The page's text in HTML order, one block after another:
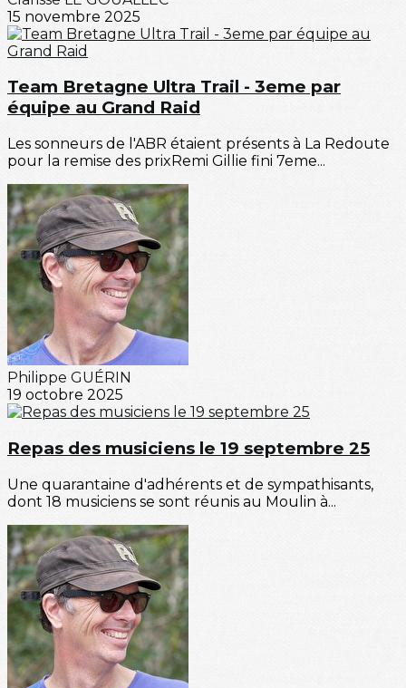
15 novembre 2025
Team Bretagne Ultra Trail - 3eme par
équipe au Grand Raid
Les sonneurs de l'ABR étaient présents à La Redoute
pour la remise des prixRemi Gillie fini 7eme...
Philippe GUÉRIN
19 octobre 2025
Repas des musiciens le 19 septembre 25
Une quarantaine d'adhérents et de sympathisants,
dont 18 musiciens se sont réunis au Moulin à...